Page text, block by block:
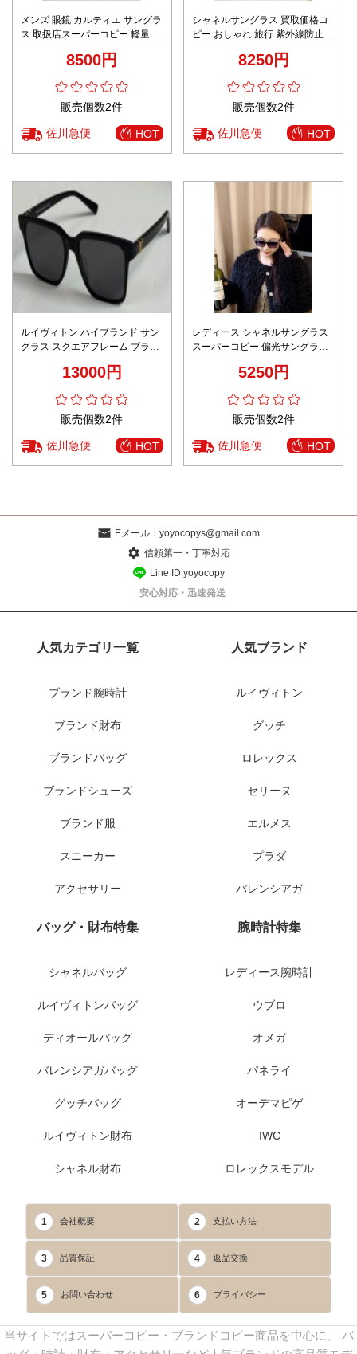
メンズ 眼鏡 カルティエ サングラ
ス 取扱店スーパーコピー 軽量 紫
8500円
販売個数2件
佐川急便 HOT
シャネルサングラス 買取価格コ
ピー おしゃれ 旅行 紫外線防止
CH2816 2色可選
8250円
販売個数2件
佐川急便 HOT
ルイヴィトン ハイブランド サン
グラス スクエアフレーム ブラッ
13000円
販売個数2件
佐川急便 HOT
レディース シャネルサングラス
スーパーコピー 偏光サングラス
ッション感 ブラック
5250円
販売個数2件
佐川急便 HOT
Eメール： yoyocopys@gmail.com
信頼第一・丁寧対応
Line ID:yoyocopy
安心対応・迅速発送
人気カテゴリ一覧
ブランド腕時計
ブランド財布
ブランドバッグ
ブランドシューズ
ブランド服
スニーカー
アクセサリー
人気ブランド
ルイヴィトン
グッチ
ロレックス
セリーヌ
エルメス
プラダ
バレンシアガ
バッグ・財布特集
シャネルバッグ
ルイヴィトンバッグ
ディオールバッグ
バレンシアガバッグ
グッチバッグ
ルイヴィトン財布
シャネル財布
腕時計特集
レディース腕時計
ウブロ
オメガ
パネライ
オーデマピゲ
IWC
ロレックスモデル
1 会社概要 2 支払い方法
3 品質保証 4 返品交換
5 お問い合わせ 6 プライバシー
当サイトではスーパーコピー・ブランドコピー商品を中心に、 バ